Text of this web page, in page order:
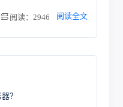
阅读：2946 阅读全文
？